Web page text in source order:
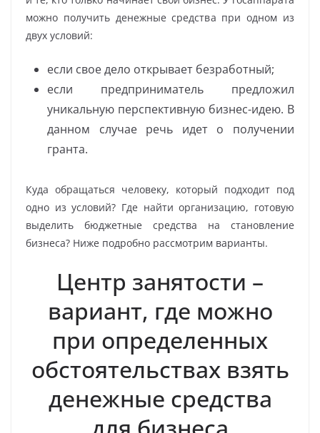
можно получить денежные средства при одном из
двух условий:
если свое дело открывает безработный;
если предприниматель предложил
уникальную перспективную бизнес-идею. В
данном случае речь идет о получении
гранта.
Куда обращаться человеку, который подходит под
одно из условий? Где найти организацию, готовую
выделить бюджетные средства на становление
бизнеса? Ниже подробно рассмотрим варианты.
Центр занятости –
вариант, где можно
при определенных
обстоятельствах взять
денежные средства